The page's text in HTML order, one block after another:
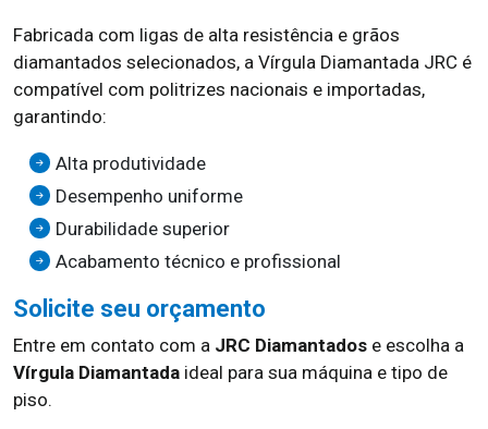
Fabricada com ligas de alta resistência e grãos
diamantados selecionados, a Vírgula Diamantada JRC é
compatível com politrizes nacionais e importadas,
garantindo:
Alta produtividade
Desempenho uniforme
Durabilidade superior
Acabamento técnico e profissional
Solicite seu orçamento
Entre em contato com a JRC Diamantados e escolha a
Vírgula Diamantada ideal para sua máquina e tipo de
piso.